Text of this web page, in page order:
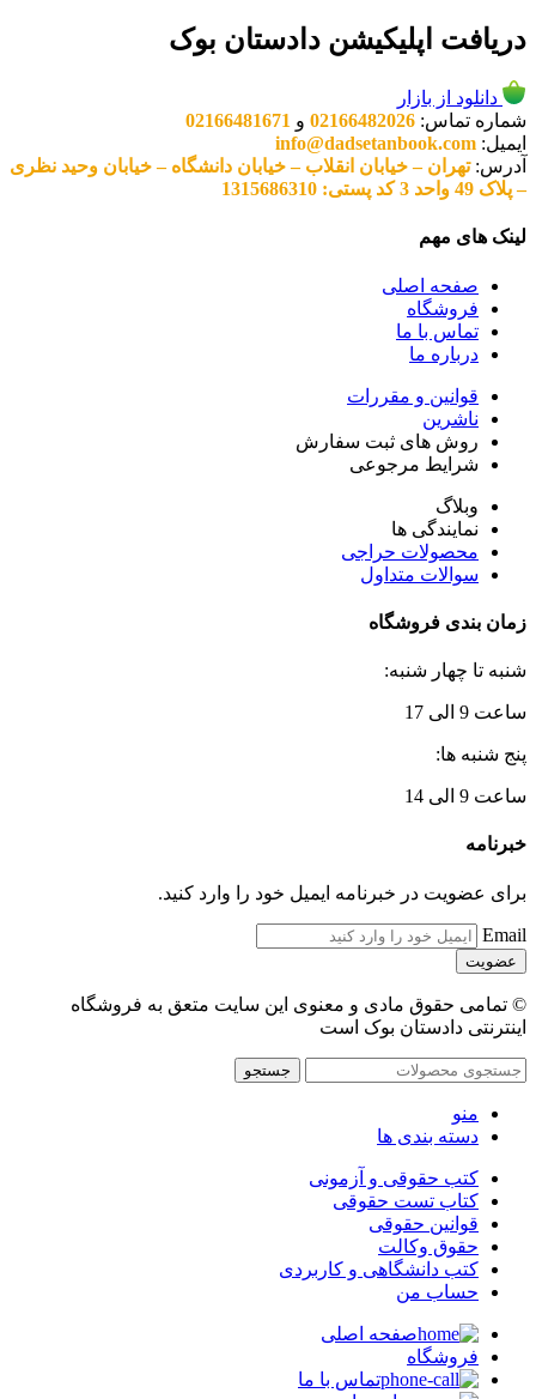
دریافت اپلیکیشن دادستان بوک
دانلود از بازار
شماره تماس: 02166482026 و 02166481671
ایمیل: info@dadsetanbook.com
آدرس:تهران – خیابان انقلاب – خیابان دانشگاه – خیابان وحید نظری
– پلاک 49 واحد 3 کد پستی: 1315686310
لینک های مهم
صفحه اصلی
فروشگاه
تماس با ما
درباره ما
قوانین و مقررات
ناشرین
روش های ثبت سفارش
شرایط مرجوعی
وبلاگ
نمایندگی ها
محصولات حراجی
سوالات متداول
زمان بندی فروشگاه
شنبه تا چهار شنبه:
ساعت 9 الی 17
پنج شنبه ها:
ساعت 9 الی 14
خبرنامه
برای عضویت در خبرنامه ایمیل خود را وارد کنید.
Email
© تمامی حقوق مادی و معنوی این سایت متعق به فروشگاه
اینترنتی دادستان بوک است
جستجو
منو
دسته بندی ها
کتب حقوقی و آزمونی
کتاب تست حقوقی
قوانین حقوقی
حقوق وکالت
کتب دانشگاهی و کاربردی
حساب من
صفحه اصلی
فروشگاه
تماس با ما